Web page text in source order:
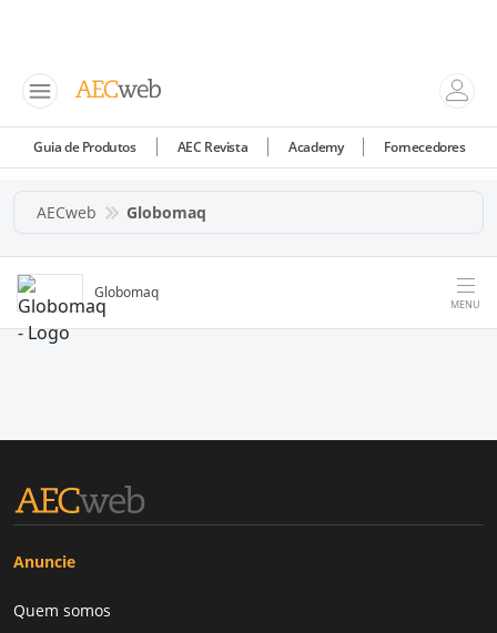
Guia de Produtos AEC Revista Academy Fornecedores
AECweb Globomaq
Globomaq
MENU
Anuncie
Quem somos